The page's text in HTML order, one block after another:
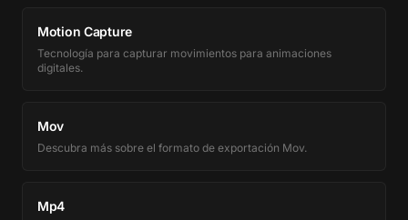
Motion Capture
Tecnología para capturar movimientos para animaciones
digitales.
Mov
Descubra más sobre el formato de exportación Mov.
Mp4